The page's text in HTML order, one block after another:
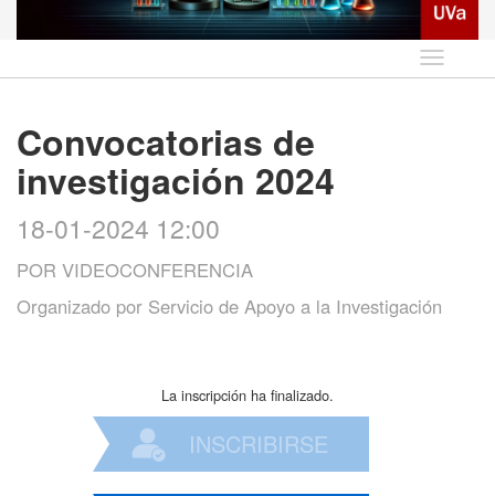
Idioma
Convocatorias de
investigación 2024
18-01-2024 12:00
POR VIDEOCONFERENCIA
Organizado por Servicio de Apoyo a la Investigación
La inscripción ha finalizado.
INSCRIBIRSE